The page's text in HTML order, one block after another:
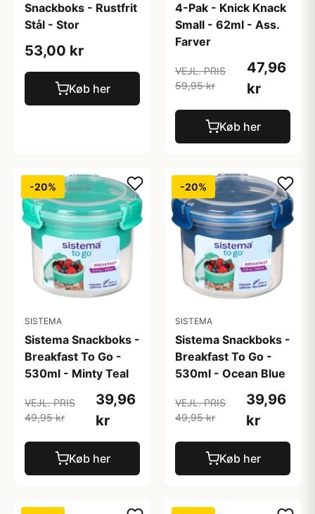
Snackboks - Rustfrit
Stål - Stor
53,00 kr
Køb her
4-Pak - Knick Knack
Small - 62ml - Ass.
Farver
VEJL. PRIS
59,95 kr
47,96
kr
Køb her
-20%
SISTEMA
Sistema Snackboks -
Breakfast To Go -
530ml - Minty Teal
VEJL. PRIS
49,95 kr
39,96
kr
Køb her
-20%
SISTEMA
Sistema Snackboks -
Breakfast To Go -
530ml - Ocean Blue
VEJL. PRIS
49,95 kr
39,96
kr
Køb her